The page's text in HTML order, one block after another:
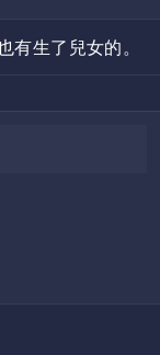
有生了兒女的。